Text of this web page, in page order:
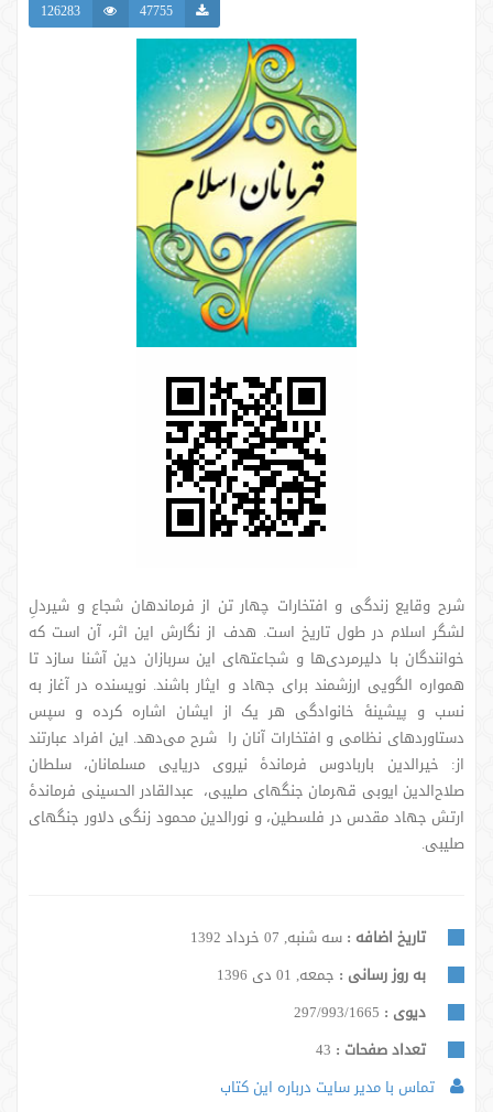
47755
126283
شرح وقایع زندگی و افتخارات چهار تن از فرماندهان شجاع و شیردلِ
لشگر اسلام در طول تاریخ است. هدف از نگارش این اثر، آن است که
خوانندگان با دلیرمردی‌ها و شجاعتهای این سربازان دین آشنا سازد تا
همواره الگویی ارزشمند برای جهاد و ایثار باشند. نویسنده در آغاز به
نسب و پیشینۀ خانوادگی هر یک از ایشان اشاره کرده و سپس
دستاوردهای نظامی و افتخارات آنان را شرح می‌دهد. این افراد عبارتند
از: خیرالدین باربادوس فرماندۀ نیروی دریایی مسلمانان، سلطان
صلاح‌الدین ایوبی قهرمان جنگهای صلیبی، عبدالقادر الحسینی فرماندۀ
ارتش جهاد مقدس در فلسطین، و نورالدین محمود زنگی دلاور جنگهای
صلیبی.
تاریخ اضافه : سه شنبه, 07 خرداد 1392
به روز رسانی : جمعه, 01 دی 1396
دیوی : 297/993/1665
تعداد صفحات :
تماس با مدیر سایت درباره این کتاب